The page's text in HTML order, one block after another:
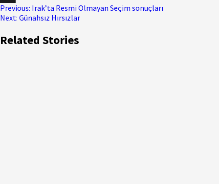
X
Previous: Irak’ta Resmi Olmayan Seçim sonuçları
Next: Günahsız Hırsızlar
Related Stories